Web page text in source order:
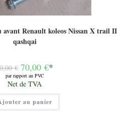
avant Renault koleos Nissan X trail II
qashqai
€ Le
prix
initial
était :
90,00 €.
70,00 €*
par rapport au PVC
Le
prix
actuel
est :
70,00 €.
Net de TVA
au panier